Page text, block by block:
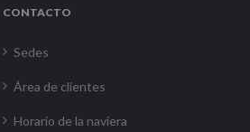
CONTACTO
Sedes
Área de clientes
Horario de la naviera